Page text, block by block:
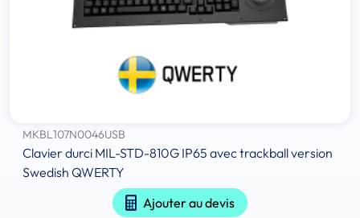
MKBL107N0046USB
Clavier durci MIL-STD-810G IP65 avec trackball version
Swedish QWERTY
Ajouter au devis